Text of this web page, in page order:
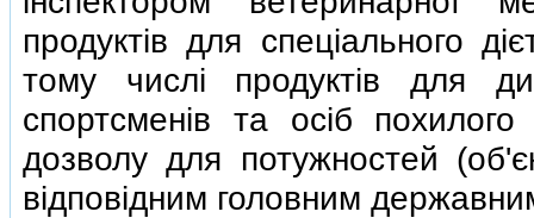
продуктiв для спецiального
тому числi продуктiв для
спортсменiв та осiб
дозволу для потужностей
вiдповiдним головним